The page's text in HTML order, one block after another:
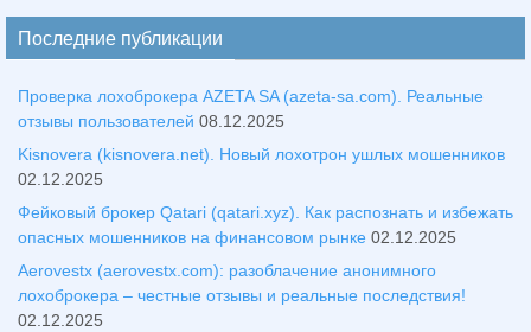
Последние публикации
Проверка лохоброкера AZETA SA (azeta-sa.com). Реальные
отзывы пользователей 08.12.2025
Kisnovera (kisnovera.net). Новый лохотрон ушлых мошенников
02.12.2025
Фейковый брокер Qatari (qatari.xyz). Как распознать и избежать
опасных мошенников на финансовом рынке 02.12.2025
Aerovestx (aerovestx.com): разоблачение анонимного
лохоброкера – честные отзывы и реальные последствия!
02.12.2025